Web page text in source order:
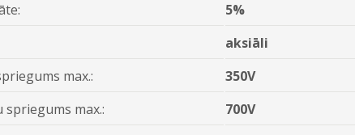
5%
aksiāli
max.:
350V
spriegums max.:
700V